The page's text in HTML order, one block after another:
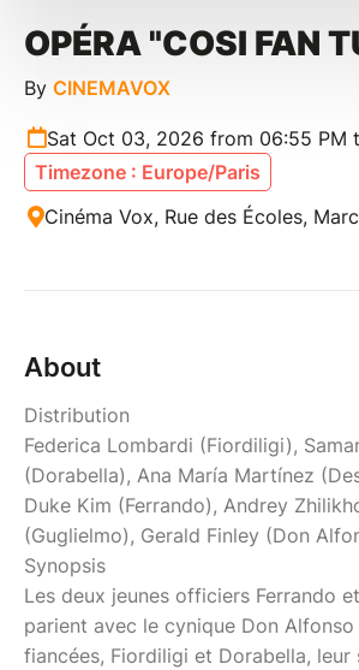
OPÉRA "COSI FAN
By CINEMAVOX
Sat Oct 03, 2026 from 06:55 PM
Timezone : Europe/Paris
Cinéma Vox, Rue des Écoles,
About
Distribution
Federica Lombardi (Fiordiligi),
(Dorabella), Ana María Martínez
Duke Kim (Ferrando), Andrey
(Guglielmo), Gerald Finley (Don
Synopsis
Les deux jeunes officiers Ferrando
parient avec le cynique Don Alfonso
fiancées, Fiordiligi et Dorabella, leur